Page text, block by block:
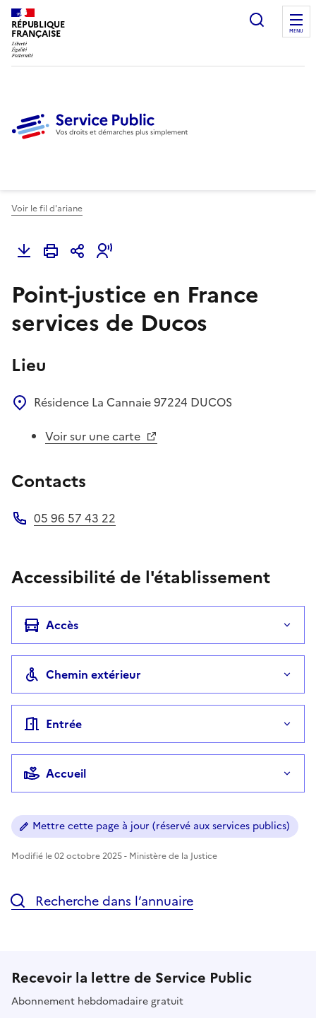
RÉPUBLIQUE
FRANÇAISE
Ouvrir
MENU
Voir le fil d'ariane
Point-justice en France
services de Ducos
Lieu
Résidence La Cannaie97224 DUCOS
Voir sur une carte
Contacts
05 96 57 43 22
Accessibilité de l'établissement
Accès
Chemin extérieur
Entrée
Accueil
Mettre cette page à jour (réservé aux services publics)
Modifié le 02 octobre 2025 - Ministère de la Justice
Recherche dans l’annuaire
Recevoir la lettre de Service Public
Abonnement hebdomadaire gratuit